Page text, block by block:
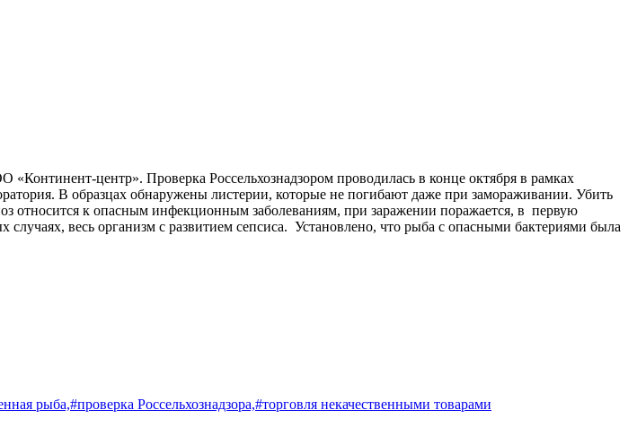
центр». Проверка Россельхознадзором проводилась в конце октября в рамках
В образцах обнаружены листерии, которые не погибают даже при замораживании. Убить
относится к опасным инфекционным заболеваниям, при заражении поражается, в первую
весь организм с развитием сепсиса. Установлено, что рыба с опасными бактериями была
рыба,#проверка Россельхознадзора,#торговля некачественными товарами